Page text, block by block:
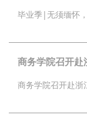
毕业季|无须缅怀
商务学院召开
商务学院召开赴